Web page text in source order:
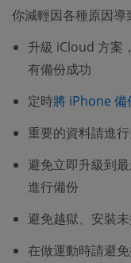
你減輕因各種原因導
升級 iCloud 方案
有備份成功
定時將 iPhone 備
重要的資料請進
避免立即升級到
進行備份
避免越獄、安裝
在做運動時請避